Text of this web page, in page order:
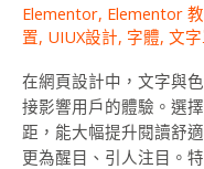
Elementor, Elementor
置, UIUX設計, 字體, 文
在網頁設計中，文字與
接影響用戶的體驗。選
距，能大幅提升閱讀舒
更為醒目、引人注目。
關
鍵